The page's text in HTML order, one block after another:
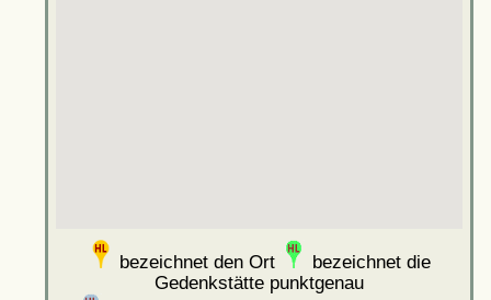
bezeichnet den Ort
bezeichnet die
Gedenkstätte punktgenau